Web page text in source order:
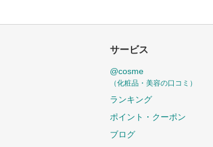
サービス
@cosme
（化粧品・美容の口コミ）
ランキング
ポイント・クーポン
ブログ